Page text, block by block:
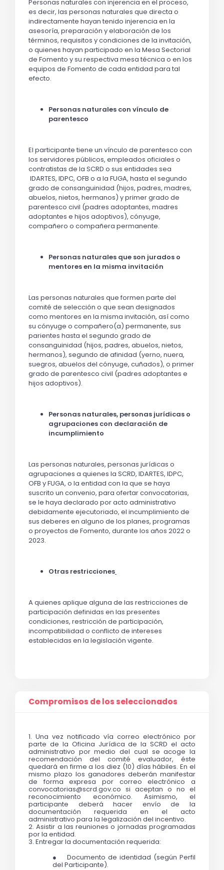
Personas naturales con injerencia en el proceso,
es decir, las personas naturales que directa o
indirectamente hayan tenido injerencia en la
asesoría, preparación y elaboración de los
términos, requisitos y condiciones de la invitación,
o quienes hayan participado en la Mesa Sectorial
de Fomento y su respectiva mesa técnica o en los
equipos de Fomento de cada entidad para tal
efecto.
Personas naturales con vínculo de
parentesco
El participante tiene un vínculo de parentesco con
los servidores públicos, empleados oficiales o
contratistas de la SCRD o sus entidades sea
IDARTES, IDPC, OFB o a la FUGA, hasta el segundo
grado de consanguinidad (hijos, padres, madres,
abuelos, nietos, hermanos) y primer grado de
parentesco civil (padres adoptantes, madres
adoptantes e hijos adoptivos), cónyuge,
compañero o compañera permanente.
Personas naturales que son jurados o
mentores en la misma invitación
Las personas naturales que formen parte del
comité de selección o que sean designados
como mentores en la misma invitación, así como
su cónyuge o compañero(a) permanente, sus
parientes hasta el segundo grado de
consanguinidad (hijos, padres, abuelos, nietos,
hermanos), segundo de afinidad (yerno, nuera,
suegros, abuelos del cónyuge, cuñados), o primer
grado de parentesco civil (padres adoptantes e
hijos adoptivos).
Personas naturales, personas jurídicas o
agrupaciones con declaración de
incumplimiento
Las personas naturales, personas jurídicas o
agrupaciones a quienes la SCRD, IDARTES, IDPC,
OFB y FUGA, o la entidad con la que se haya
suscrito un convenio, para ofertar convocatorias,
se le haya declarado por acto administrativo
debidamente ejecutoriado, el incumplimiento de
sus deberes en alguno de los planes, programas
o proyectos de Fomento, durante los años 2022 o
2023.
Otras restricciones
A quienes aplique alguna de las restricciones de
participación definidas en las presentes
condiciones, restricción de participación,
incompatibilidad o conflicto de intereses
establecidas en la legislación vigente.
Compromisos de los seleccionados
1. Una vez notificado vía correo electrónico por
parte de la Oficina Jurídica de la SCRD el acto
administrativo por medio del cual se acoge la
recomendación del comité evaluador, éste
quedará en firme a los diez (10) días hábiles. En el
mismo plazo los ganadores deberán manifestar
de forma expresa por correo electrónico a
convocatorias@scrd.gov.co si aceptan o no el
reconocimiento económico. Asimismo, el
participante deberá hacer envío de la
documentación requerida en el acto
administrativo para la legalización del incentivo.
2. Asistir a las reuniones o jornadas programadas
por la entidad.
3. Entregar la documentación requerida:
●    Documento de identidad (según Perfil
del Participante).